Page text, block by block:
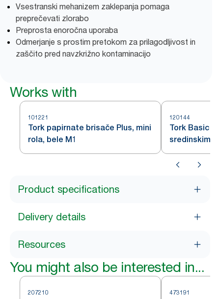
Vsestranski mehanizem zaklepanja pomaga
preprečevati zlorabo
Preprosta enoročna uporaba
Odmerjanje s prostim pretokom za prilagodljivost in
zaščito pred navzkrižno kontaminacijo
Works with
101221
Tork papirnate brisače Plus, mini
rola, bele M1
120144
Tork Basic
sredinskim
Product specifications
Delivery details
Resources
You might also be interested in...
207210 473191